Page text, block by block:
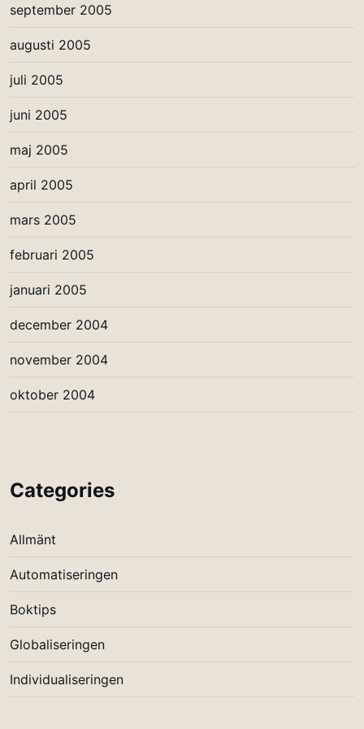
september 2005
augusti 2005
juli 2005
juni 2005
maj 2005
april 2005
mars 2005
februari 2005
januari 2005
december 2004
november 2004
oktober 2004
Categories
Allmänt
Automatiseringen
Boktips
Globaliseringen
Individualiseringen